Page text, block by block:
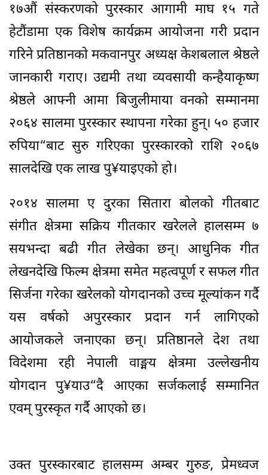
१७औं संस्करणको पुरस्कार आगामी माघ १५ गते
हेटौंडामा एक विशेष कार्यक्रम आयोजना गरी प्रदान
गरिने प्रतिष्ठानको मकवानपुर अध्यक्ष केशबलाल श्रेष्ठले
जानकारी गराए। उद्यमी तथा व्यवसायी कन्हैयाकृष्ण
श्रेष्ठले आफ्नी आमा बिजुलीमाया वनको सम्मानमा
२०६४ सालमा पुरस्कार स्थापना गरेका हुन्। ५० हजार
रुपिया“बाट सुरु गरिएका पुरस्कारको राशि २०६७
सालदेखि एक लाख पु¥याइएको हो।
२०१४ सालमा ए दुरका सितारा बोलको गीतबाट
संगीत क्षेत्रमा सक्रिय गीतकार खरेलले हालसम्म ७
सयभन्दा बढी गीत लेखेका छन्। आधुनिक गीत
लेखनदेखि फिल्म क्षेत्रमा समेत महत्वपूर्ण र सफल गीत
सिर्जना गरेका खरेलको योगदानको उच्च मूल्यांकन गर्दै
यस वर्षको अपुरस्कार प्रदान गर्न लागिएको
आयोजकले जनाएका छन्। प्रतिष्ठानले देश तथा
विदेशमा रही नेपाली वाङ्मय क्षेत्रमा उल्लेखनीय
योगदान पु¥याउ“दै आएका सर्जकलाई सम्मानित
एवम् पुरस्कृत गर्दै आएको छ।
उक्त पुरस्कारबाट हालसम्म अम्बर गुरुङ, प्रेमध्वज